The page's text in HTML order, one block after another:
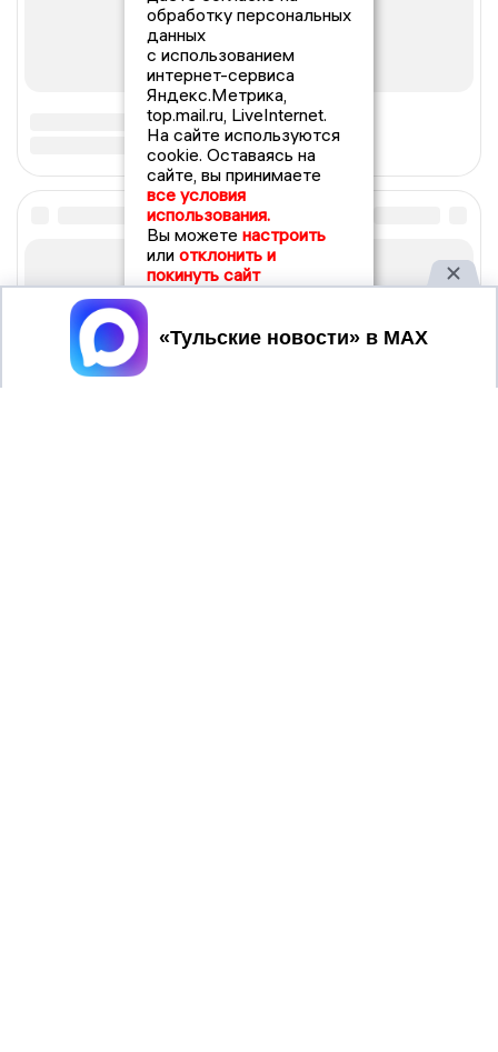
обработку персональных
данных
с использованием
интернет-сервиса
Яндекс.Метрика,
top.mail.ru, LiveInternet.
На сайте используются
cookie. Оставаясь на
сайте, вы принимаете
все условия
использования.
Вы можете настроить
или отклонить и
покинуть сайт
Принять